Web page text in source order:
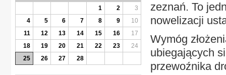
zeznań. To
nowelizacji
Wymóg
ubiegających
przewoźnika
1
2
3
4
5 6 7 8 9
10
11
12 13 14 15 16
17
18
19 20 21 22 23
24
25
26 27 28